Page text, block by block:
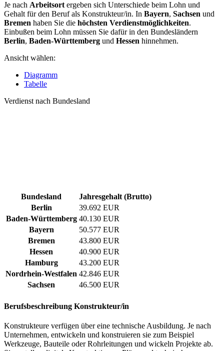
Je nach Arbeitsort ergeben sich Unterschiede beim Lohn und
Gehalt für den Beruf als Konstrukteur/in. In Bayern, Sachsen und
Bremen haben Sie die höchsten Verdienstmöglichkeiten.
Einbußen beim Lohn müssen Sie dafür in den Bundesländern
Berlin, Baden-Württemberg und Hessen hinnehmen.
Ansicht wählen:
Diagramm
Tabelle
Verdienst nach Bundesland
Bundesland
Jahresgehalt (Brutto)
Berlin
39.692 EUR
Baden-Württemberg 40.130 EUR
Bayern
50.577 EUR
Bremen
43.800 EUR
Hessen
40.900 EUR
Hamburg
43.200 EUR
Nordrhein-Westfalen 42.846 EUR
Sachsen
46.500 EUR
Berufsbeschreibung Konstrukteur/in
Konstrukteure verfügen über eine technische Ausbildung. Je nach
Unternehmen, entwickeln und konstruieren sie zum Beispiel
Werkzeuge, Bauteile oder Rohrleitungen und wickeln Projekte ab.